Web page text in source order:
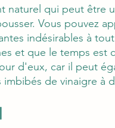
naturel qui peut être
Vous pouvez
indésirables à
et que le temps est
d'eux, car il peut
de vinaigre à